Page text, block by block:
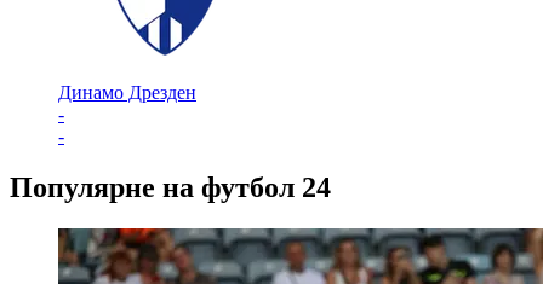
Динамо Дрезден
-
-
Популярне на футбол 24